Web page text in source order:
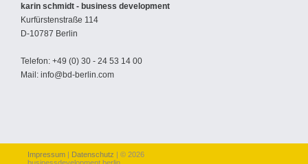
karin schmidt - business development
Kurfürstenstraße 114
D-10787 Berlin
Telefon: +49 (0) 30 - 24 53 14 00
Mail: info@bd-berlin.com
Impressum | Datenschutz | © 2026